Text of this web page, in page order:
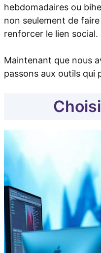
hebdomadaires ou
non seulement de
renforcer le lien social.
Maintenant que nous
passons aux outils qui